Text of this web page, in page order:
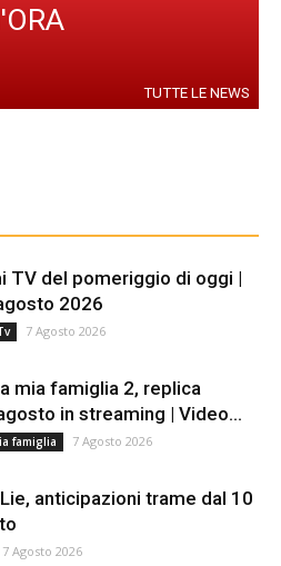
TUTTE LE NEWS
TV del pomeriggio di oggi |
2026
7 Agosto 2026
mia famiglia 2, replica
in streaming | Video...
famiglia 7 Agosto 2026
anticipazioni trame dal 10
7 Agosto 2026